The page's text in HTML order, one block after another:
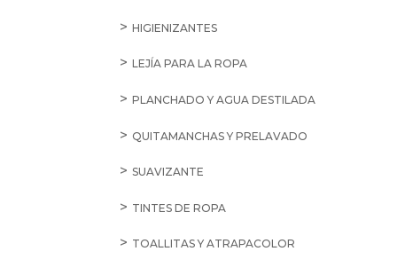
HIGIENIZANTES
LEJÍA PARA LA ROPA
PLANCHADO Y AGUA DESTILADA
QUITAMANCHAS Y PRELAVADO
SUAVIZANTE
TINTES DE ROPA
TOALLITAS Y ATRAPACOLOR